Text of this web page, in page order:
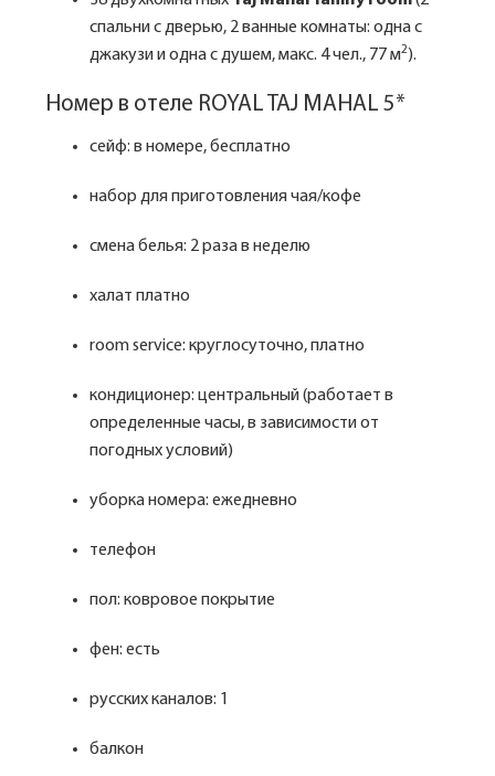
спальни с дверью, 2 ванные комнаты: одна с
джакузи и одна с душем, макс. 4 чел., 77 м2).
Номер в отеле ROYAL TAJ MAHAL 5*
сейф: в номере, бесплатно
набор для приготовления чая/кофе
смена белья: 2 раза в неделю
халат платно
room service: круглосуточно, платно
кондиционер: центральный (работает в
определенные часы, в зависимости от
погодных условий)
уборка номера: ежедневно
телефон
пол: ковровое покрытие
фен: есть
русских каналов: 1
балкон